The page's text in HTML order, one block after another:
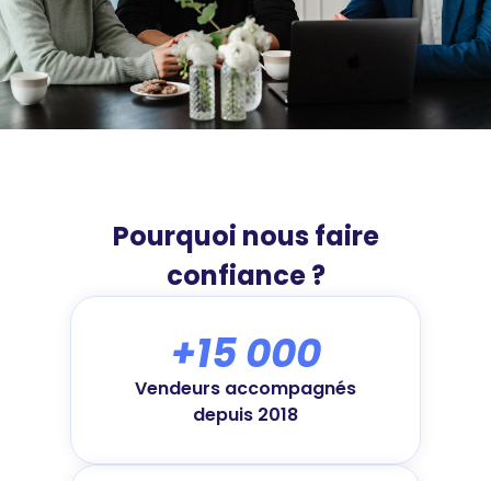
Pourquoi nous faire
confiance ?
+15 000
Vendeurs accompagnés
depuis 2018